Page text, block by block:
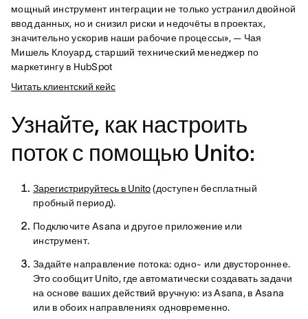
мощный инструмент интеграции не только устранил двойной
ввод данных, но и снизил риски и недочёты в проектах,
значительно ускорив наши рабочие процессы», — Чая
Мишель Клоуард, старший технический менеджер по
маркетингу в HubSpot
Читать клиентский кейс
Узнайте, как настроить
поток с помощью Unito:
Зарегистрируйтесь в Unito(доступен бесплатный
пробный период).
Подключите Asana и другое приложение или
инструмент.
Задайте направление потока: одно- или двустороннее.
Это сообщит Unito, где автоматически создавать задачи
на основе ваших действий вручную: из Asana, в Asana
или в обоих направлениях одновременно.